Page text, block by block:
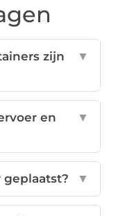
zijn
▼
en
▼
▼